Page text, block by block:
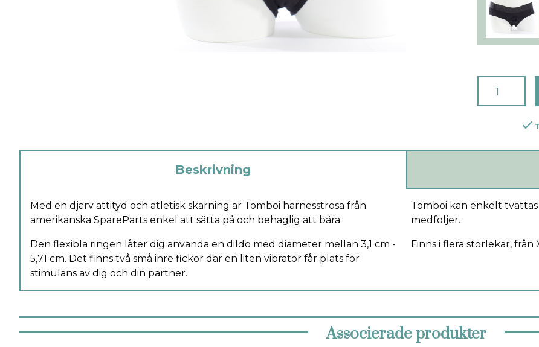
Beskrivning
Med en djärv attityd och atletisk skärning är Tomboi harnesstrosa från
amerikanska SpareParts enkel att sätta på och behaglig att bära.
Den flexibla ringen låter dig använda en dildo med diameter mellan 3,1 cm -
5,71 cm. Det finns två små inre fickor där en liten vibrator får plats för
stimulans av dig och din partner.
Tomboi kan enkelt
medföljer.
Finns i flera storlekar, från
Associerade produkter